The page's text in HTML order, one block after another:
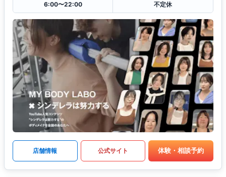
6:00〜22:00
不定休
店舗情報 公式サイト 体験・相談予約